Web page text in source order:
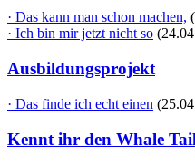
· Das kann man schon machen,
· Ich bin mir jetzt nicht so
Ausbildungsprojekt
· Das finde ich echt einen
Kennt ihr den Whale